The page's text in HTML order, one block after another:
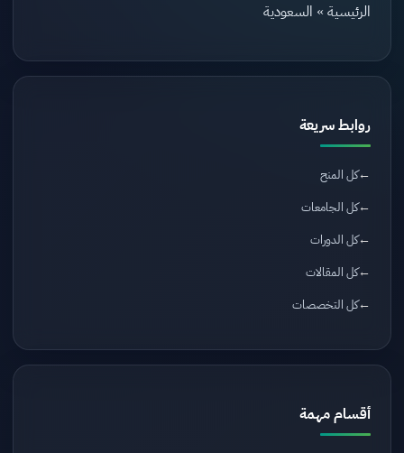
الرئيسية » السعودية
روابط سريعة
كل المنح
كل الجامعات
كل الدورات
كل المقالات
كل التخصصات
أقسام مهمة